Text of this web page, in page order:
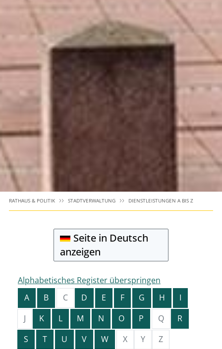
RATHAUS & POLITIK STADTVERWALTUNG DIENSTLEISTUNGEN A BIS Z
Seite in Deutsch
anzeigen
Alphabetisches Register überspringen
A
B C D E F G H
I
J
K L M N O P Q
R
S
T U V W X Y Z